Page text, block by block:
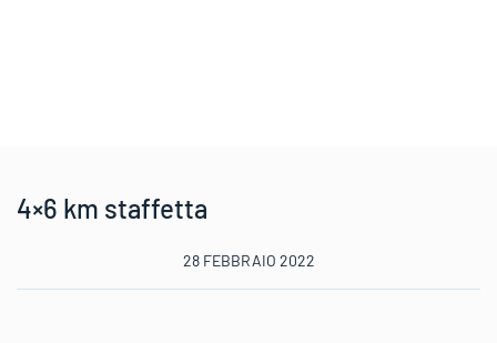
4×6 km staffetta
28 FEBBRAIO 2022